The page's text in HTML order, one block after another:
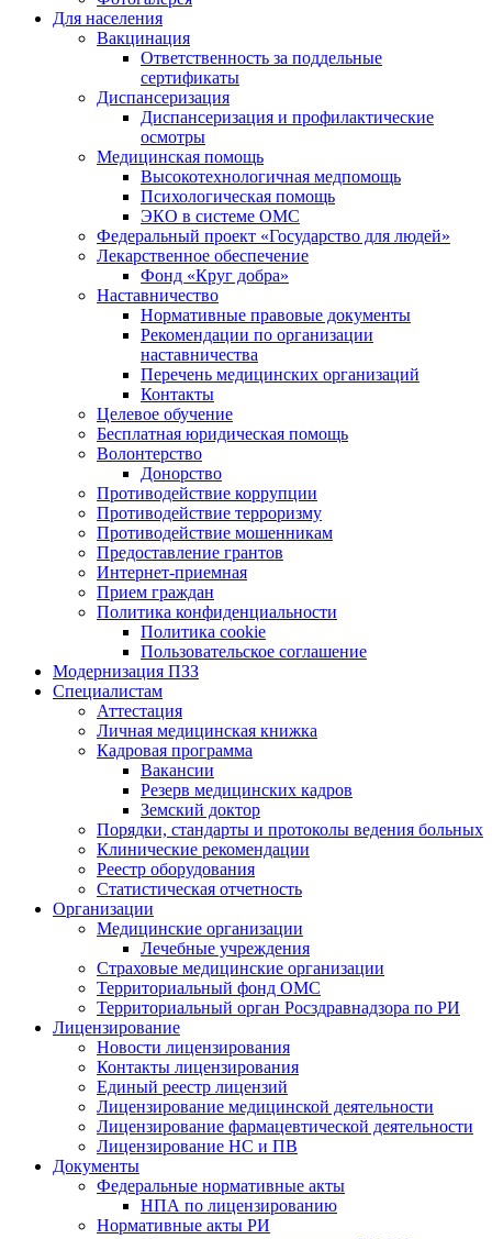
Для населения
Вакцинация
Ответственность за поддельные
сертификаты
Диспансеризация
Диспансеризация и профилактические
осмотры
Медицинская помощь
Высокотехнологичная медпомощь
Психологическая помощь
ЭКО в системе ОМС
Федеральный проект «Государство для людей»
Лекарственное обеспечение
Фонд «Круг добра»
Наставничество
Нормативные правовые документы
Рекомендации по организации
наставничества
Перечень медицинских организаций
Контакты
Целевое обучение
Бесплатная юридическая помощь
Волонтерство
Донорство
Противодействие коррупции
Противодействие терроризму
Противодействие мошенникам
Предоставление грантов
Интернет-приемная
Прием граждан
Политика конфиденциальности
Политика cookie
Пользовательское соглашение
Модернизация ПЗЗ
Специалистам
Аттестация
Личная медицинская книжка
Кадровая программа
Вакансии
Резерв медицинских кадров
Земский доктор
Порядки, стандарты и протоколы ведения больных
Клинические рекомендации
Реестр оборудования
Статистическая отчетность
Организации
Медицинские организации
Лечебные учреждения
Страховые медицинские организации
Территориальный фонд ОМС
Территориальный орган Росздравнадзора по РИ
Лицензирование
Новости лицензирования
Контакты лицензирования
Единый реестр лицензий
Лицензирование медицинской деятельности
Лицензирование фармацевтической деятельности
Лицензирование НС и ПВ
Документы
Федеральные нормативные акты
НПА по лицензированию
Нормативные акты РИ